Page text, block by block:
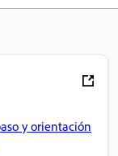
y orientación